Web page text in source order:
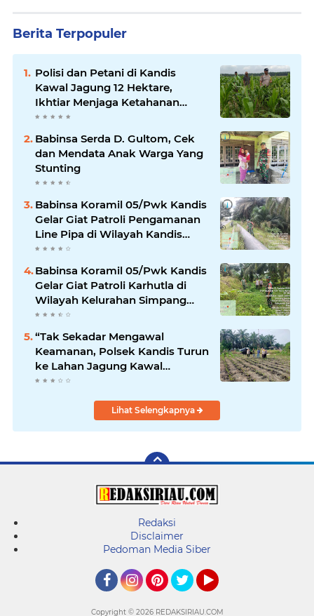
Berita Terpopuler
Polisi dan Petani di Kandis
Kawal Jagung 12 Hektare,
Ikhtiar Menjaga Ketahanan
Pangan
Babinsa Serda D. Gultom, Cek
dan Mendata Anak Warga Yang
Stunting
Babinsa Koramil 05/Pwk Kandis
Gelar Giat Patroli Pengamanan
Line Pipa di Wilayah Kandis
Kandis
Babinsa Koramil 05/Pwk Kandis
Gelar Giat Patroli Karhutla di
Wilayah Kelurahan Simpang
Belutu
“Tak Sekadar Mengawal
Keamanan, Polsek Kandis Turun
ke Lahan Jagung Kawal
Ketahanan Pangan
Lihat Selengkapnya
Redaksi
Disclaimer
Pedoman Media Siber
Copyright © 2026 REDAKSIRIAU.COM